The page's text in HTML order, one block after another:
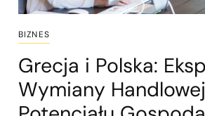
BIZNES
Grecja i Polska:
Wymiany